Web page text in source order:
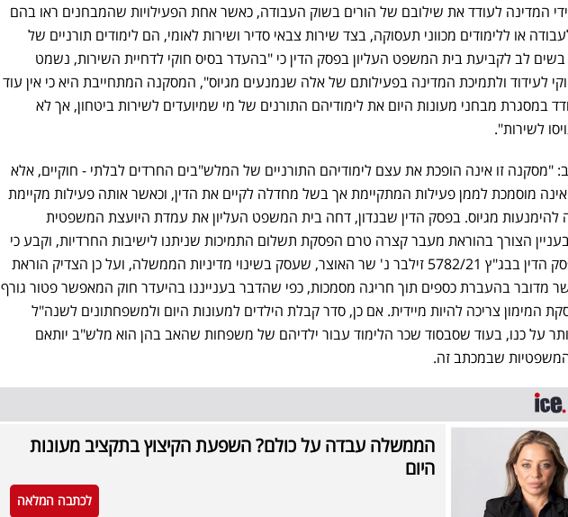
המדינה לעודד את שילובם של הורים בשוק העבודה, כאשר אחת הפעילויות שהמבחנים ראו בהם
או ללימודים מכווני תעסוקה, בצד שירות צבאי סדיר ושירות לאומי, הם לימודים תורניים של
לב לקביעת בית המשפט העליון בפסק הדין כי "בהעדר בסיס חוקי לדחיית השירות, נשמט
לעידוד ולתמיכת המדינה בפעילותם של אלה שנמנעים מגיוס", המסקנה המתחייבת היא כי אין עוד
במסגרת מבחני מעונות היום את לימודיהם התורנים של מי שמיועדים לשירות ביטחון, אך לא
לשירות".
"מסקנה זו אינה הופכת את עצם לימודיהם התורניים של המלש"בים החרדים לבלתי - חוקיים, אלא
מוסמכת לממן פעילות המתקיימת אך בשל מחדלה לקיים את הדין, וכאשר אותה פעילות מקיימת
להימנעות מגיוס. בפסק הדין שבנדון, דחה בית המשפט העליון את עמדת היועצת המשפטית
הצורך בהוראת מעבר קצרה טרם הפסקת תשלום התמיכות שניתנו לישיבות החרדיות, וקבע כי
בשונה מפסק הדין בבג"ץ 5782/21 זילבר נ' שר האוצר, שעסק בשינוי מדיניות הממשלה, ועל כן הצדיק הוראת
מדובר בהעברת כספים תוך חריגה מסמכות, כפי שהדבר בענייננו בהיעדר חוק המאפשר פטור גורף
המימון צריכה להיות מיידית. אם כן, סדר קבלת הילדים למעונות היום ולמשפחתונים לשנה"ל
על כנו, בעוד שסבסוד שכר הלימוד עבור ילדיהם של משפחות שהאב בהן הוא מלש"ב יותאם
שבמכתב זה.
הממשלה עבדה על כולם? השפעת הקיצוץ בתקציב מעונות
היום
לכתבה המלאה